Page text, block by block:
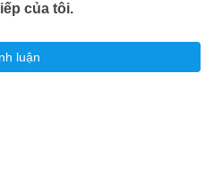
của tôi.